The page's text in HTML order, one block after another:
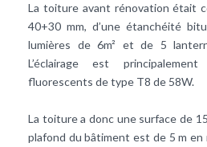
La toiture avant rénovation était
40+30 mm, d’une étanchéité
lumières de 6m² et de 5
L’éclairage est
fluorescents de type T8 de 58W.
La toiture a donc une surface de
plafond du bâtiment est de 5 m en